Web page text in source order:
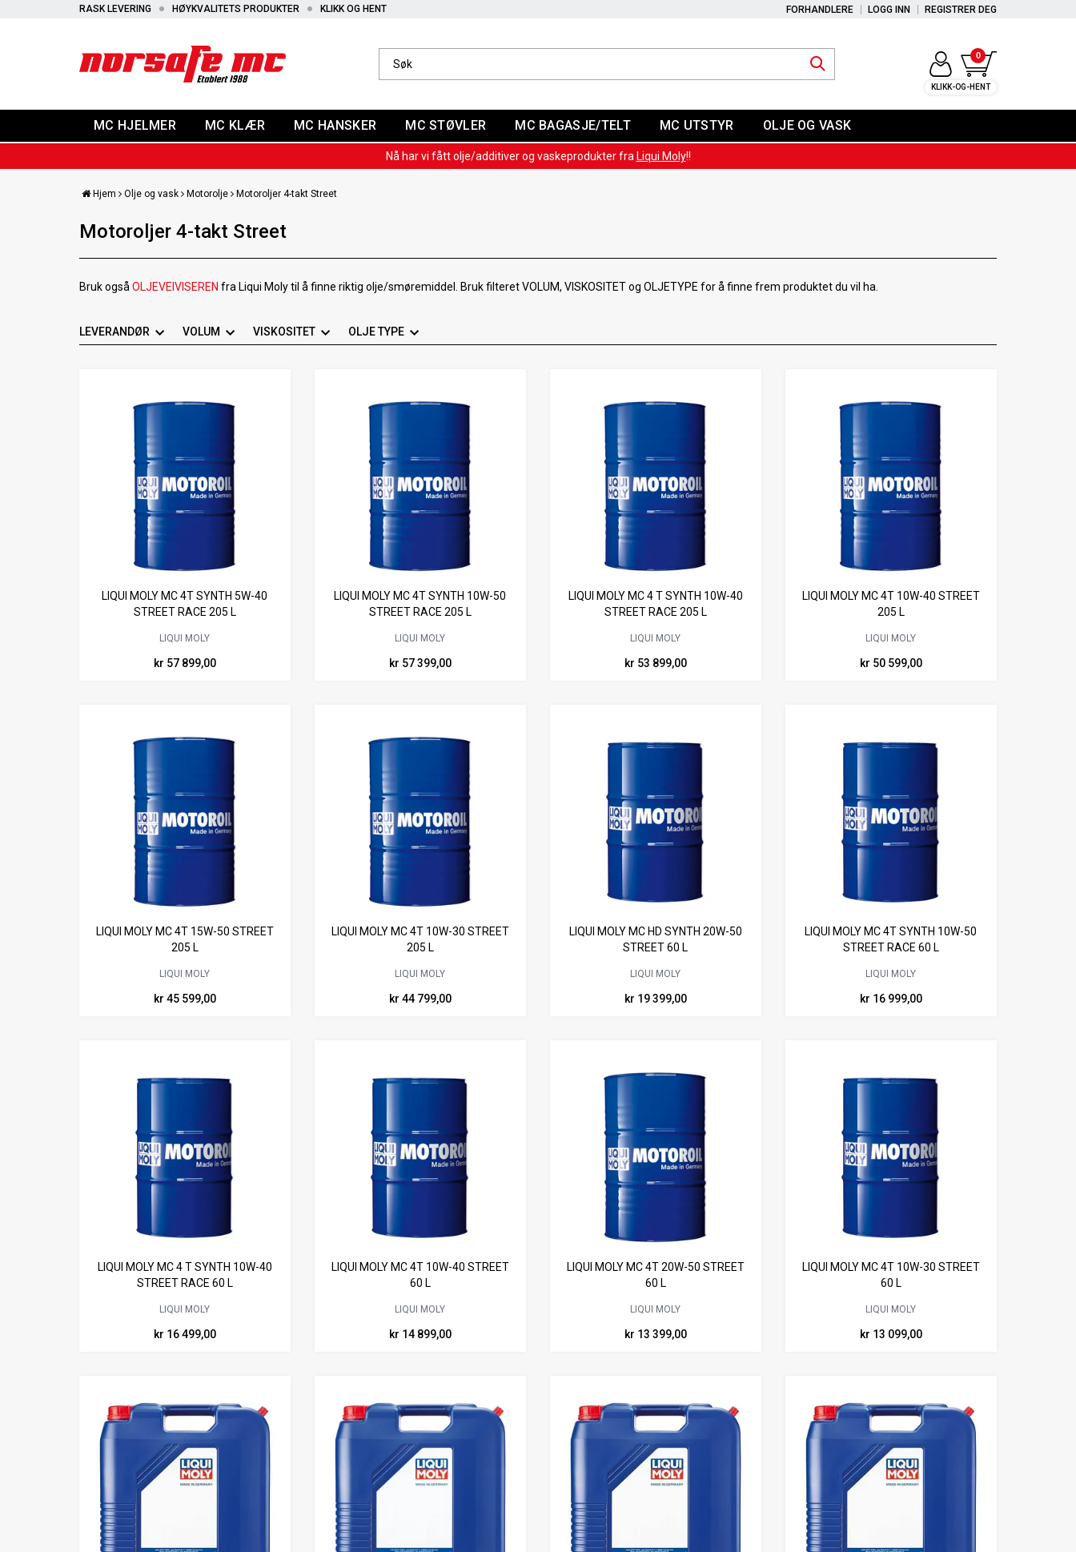
RASK LEVERING HØYKVALITETS PRODUKTER KLIKK OG HENT FORHANDLERE LOGG INN REGISTRER DEG
0
KLIKK-OG-HENT
MC HJELMER MC KLÆR MC HANSKER MC STØVLER MC BAGASJE/TELT MC UTSTYR OLJE OG VASK
Nå har vi fått olje/additiver og vaskeprodukter fra Liqui Moly!!
Hjem Olje og vask Motorolje Motoroljer 4-takt Street
Motoroljer 4-takt Street
Bruk også OLJEVEIVISEREN fra Liqui Moly til å finne riktig olje/smøremiddel. Bruk filteret VOLUM, VISKOSITET og OLJETYPE for å finne frem produktet du vil ha.
LEVERANDØR VOLUM VISKOSITET OLJE TYPE
LIQUI MOLY MC 4T SYNTH 5W-40
STREET RACE 205 L
LIQUI MOLY
kr 57 899,00
LIQUI MOLY MC 4T SYNTH 10W-50
STREET RACE 205 L
LIQUI MOLY
kr 57 399,00
LIQUI MOLY MC 4 T SYNTH 10W-40
STREET RACE 205 L
LIQUI MOLY
kr 53 899,00
LIQUI MOLY MC 4T 10W-40 STREET
205 L
LIQUI MOLY
kr 50 599,00
LIQUI MOLY MC 4T 15W-50 STREET
205 L
LIQUI MOLY
kr 45 599,00
LIQUI MOLY MC 4T 10W-30 STREET
205 L
LIQUI MOLY
kr 44 799,00
LIQUI MOLY MC HD SYNTH 20W-50
STREET 60 L
LIQUI MOLY
kr 19 399,00
LIQUI MOLY MC 4T SYNTH 10W-50
STREET RACE 60 L
LIQUI MOLY
kr 16 999,00
LIQUI MOLY MC 4 T SYNTH 10W-40
STREET RACE 60 L
LIQUI MOLY
kr 16 499,00
LIQUI MOLY MC 4T 10W-40 STREET
60 L
LIQUI MOLY
kr 14 899,00
LIQUI MOLY MC 4T 20W-50 STREET
60 L
LIQUI MOLY
kr 13 399,00
LIQUI MOLY MC 4T 10W-30 STREET
60 L
LIQUI MOLY
kr 13 099,00